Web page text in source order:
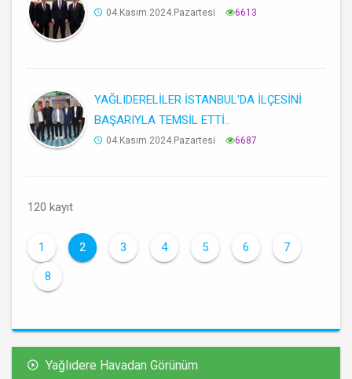
04.Kasım.2024.Pazartesi 6613
YAĞLIDERELİLER İSTANBUL'DA İLÇESİNİ
BAŞARIYLA TEMSİL ETTİ..
04.Kasım.2024.Pazartesi 6687
120 kayıt
1 2 3 4 5 6 7
8
Yağlıdere Havadan Görünüm